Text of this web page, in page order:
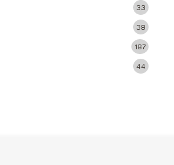
33
38
187
44